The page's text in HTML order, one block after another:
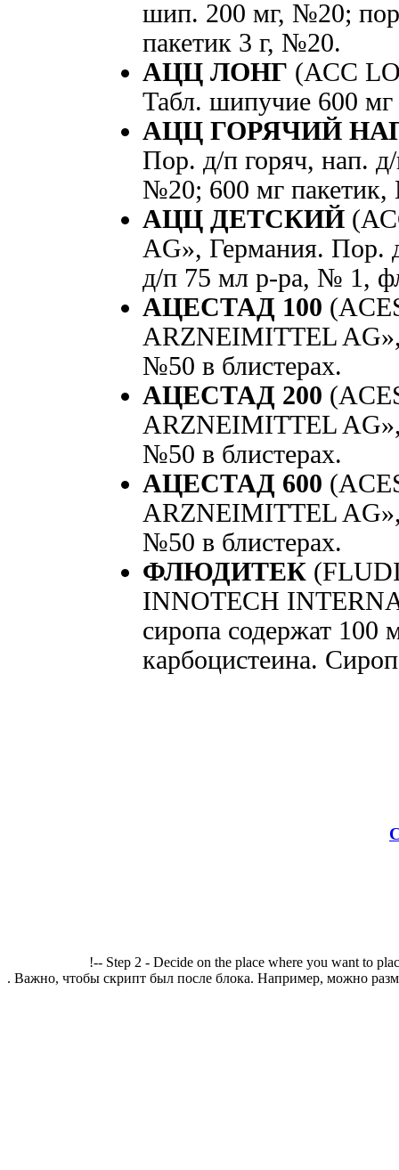
шип. 200 мг, №20;
пакетик 3 г, №20.
АЦЦ ЛОНГ (АСС
Табл. шипучие 600
АЦЦ ГОРЯЧИЙ
Пор. д/п горяч, нап.
№20; 600 мг
АЦЦ ДЕТСКИЙ
AG», Германия. Пор.
д/п 75 мл р-ра, № 1,
АЦЕСТАД 100
ARZNEIMITTEL
№50 в блистерах.
АЦЕСТАД 200
ARZNEIMITTEL
№50 в блистерах.
АЦЕСТАД 600
ARZNEIMITTEL
№50 в блистерах.
ФЛЮДИТЕК
INNOTECH
сиропа содержат 100
карбоцистеина.
!-- Step 2 - Decide on the place where you want to
. Важно, чтобы скрипт был после блока. Например, можно